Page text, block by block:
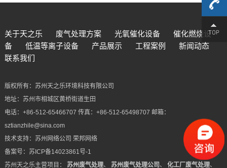
案
设
备
烧
设
等
离
设
品
展
工
程
例
新
动
态
系
我
关于天之乐 废气处理方案 光氧催化设备
催化燃烧设
备
低温等离子设备 产品展示 工程案例
新闻动态
联系我们
版权所有：苏州天之乐环境科技有限公司
地址：苏州市相城区黄桥街道生田
电话：+86-512-65466707 传真：+86-512-65498707 邮箱：
sztianzhile@sina.com
技术支持： 苏州网络公司 荣邦网络
备案号： 苏ICP备14023861号-1
苏州天之乐主营项目： 苏州废气处理、 苏州废气处理公司 、 化工厂废气处理、
4009-